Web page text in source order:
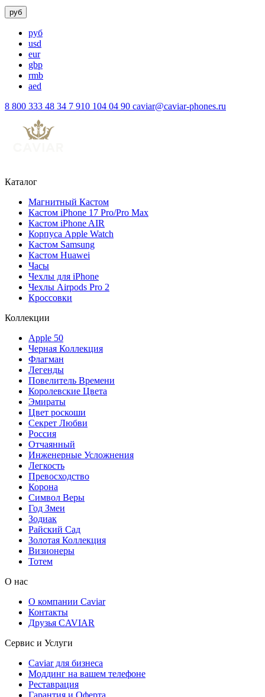
руб
руб
usd
eur
gbp
rmb
aed
8 800 333 48 34 7 910 104 04 90 caviar@caviar-phones.ru
Каталог
Магнитный Кастом
Кастом iPhone 17 Pro/Pro Max
Кастом iPhone AIR
Корпуса Apple Watch
Кастом Samsung
Кастом Huawei
Часы
Чехлы для iPhone
Чехлы Airpods Pro 2
Кроссовки
Коллекции
Apple 50
Черная Коллекция
Флагман
Легенды
Повелитель Времени
Королевские Цвета
Эмираты
Цвет роскоши
Секрет Любви
Россия
Отчаянный
Инженерные Усложнения
Легкость
Превосходство
Корона
Символ Веры
Год Змеи
Зодиак
Райский Сад
Золотая Коллекция
Визионеры
Тотем
О нас
О компании Caviar
Контакты
Друзья CAVIAR
Сервис и Услуги
Caviar для бизнеса
Моддинг на вашем телефоне
Реставрация